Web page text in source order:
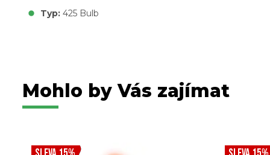
Typ: 425 Bulb
Mohlo by Vás zajímat